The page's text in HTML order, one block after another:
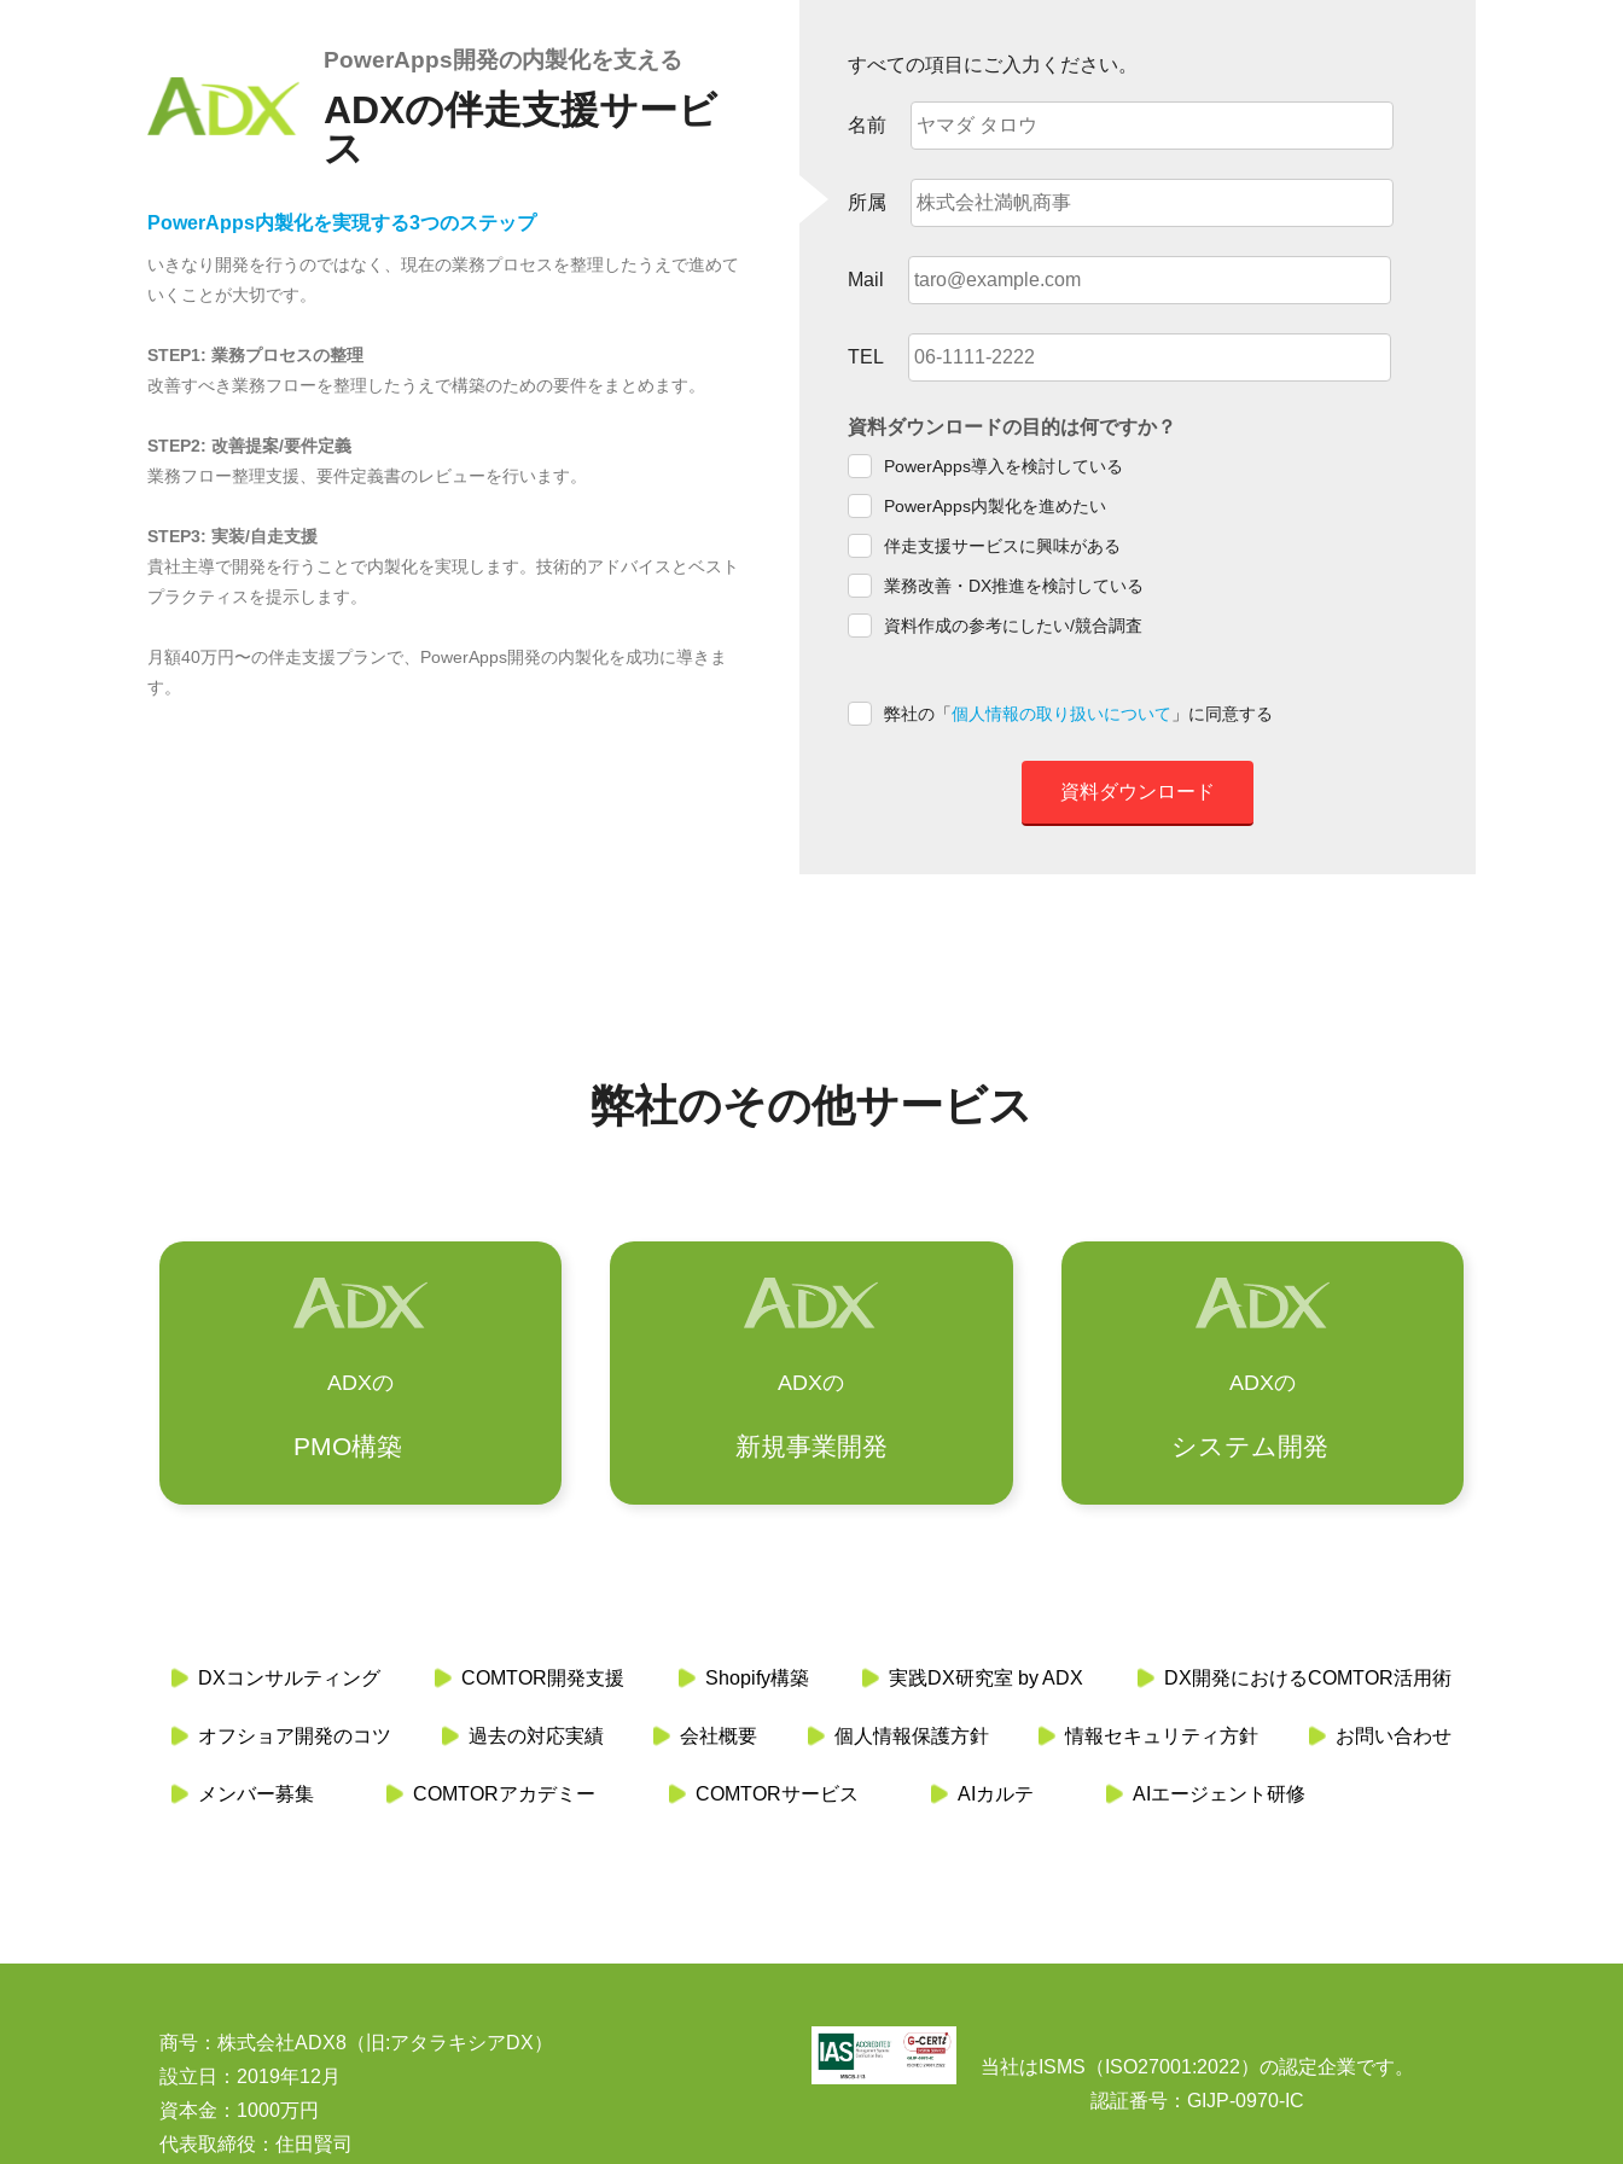
PowerApps開発の内製化を支える
ADXの伴走支援サービ
ス
PowerApps内製化を実現する3つのステップ
いきなり開発を行うのではなく、現在の業務プロセスを整理したうえで進めて
いくことが大切です。
STEP1: 業務プロセスの整理
改善すべき業務フローを整理したうえで構築のための要件をまとめます。
STEP2: 改善提案/要件定義
業務フロー整理支援、要件定義書のレビューを行います。
STEP3: 実装/自走支援
貴社主導で開発を行うことで内製化を実現します。技術的アドバイスとベスト
プラクティスを提示します。
月額40万円〜の伴走支援プランで、PowerApps開発の内製化を成功に導きま
す。
すべての項目にご入力ください。
名前
所属
Mail
TEL
資料ダウンロードの目的は何ですか？
PowerApps導入を検討している
PowerApps内製化を進めたい
伴走支援サービスに興味がある
業務改善・DX推進を検討している
資料作成の参考にしたい/競合調査
弊社の「個人情報の取り扱いについて 」に同意する
弊社のその他サービス
ADXの
PMO構築
ADXの
新規事業開発
ADXの
システム開発
DXコンサルティング COMTOR開発支援 Shopify構築 実践DX研究室 by ADX DX開発におけるCOMTOR活用術
オフショア開発のコツ 過去の対応実績 会社概要 個人情報保護方針 情報セキュリティ方針 お問い合わせ
メンバー募集 COMTORアカデミー COMTORサービス AIカルテ AIエージェント研修
商号：株式会社ADX8（旧:アタラキシアDX）
設立日：2019年12月
資本金：1000万円
代表取締役：住田賢司
当社はISMS（ISO27001:2022）の認定企業です。
認証番号：GIJP-0970-IC